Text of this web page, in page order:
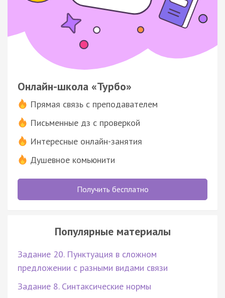
Онлайн-школа «Турбо»
Прямая связь с преподавателем
Письменные дз с проверкой
Интересные онлайн-занятия
Душевное комьюнити
Получить бесплатно
Популярные материалы
Задание 20. Пунктуация в сложном
предложении с разными видами связи
Задание 8. Синтаксические нормы